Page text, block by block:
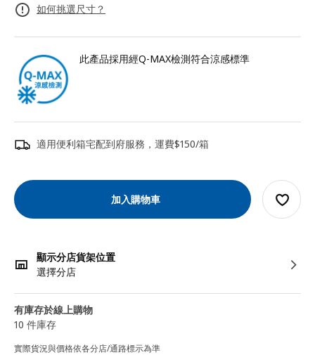
如何挑選尺寸？
此產品採用經Q-MAX檢測符合涼感標準
適用便利箱宅配到府服務，運費$150/箱
加入購物車
顯示分店貨架位置
選擇分店
有庫存於線上購物
10 件庫存
實際貨況與價格依各分店/通路標示為準